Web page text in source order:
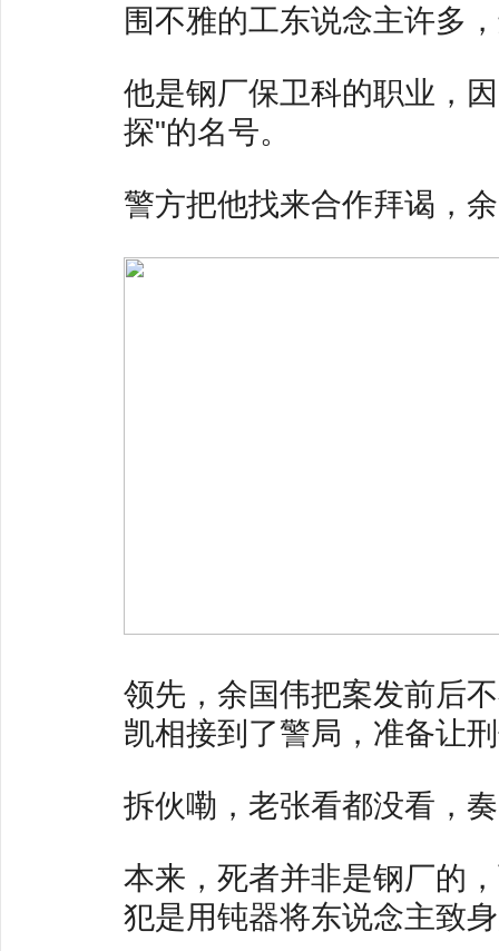
围不雅的工东说念主许多
他是钢厂保卫科的职业，
探"的名号。
警方把他找来合作拜谒，
领先，余国伟把案发前后
凯相接到了警局，准备让
拆伙嘞，老张看都没看，
本来，死者并非是钢厂的
犯是用钝器将东说念主致